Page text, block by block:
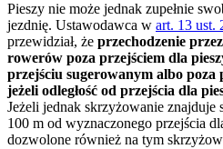
Pieszy nie może jednak zupełnie
jezdnię. Ustawodawca w art. 13 ust.
przewidział, że przechodzenie
rowerów poza przejściem dla
przejściu sugerowanym albo poza
jeżeli odległość od przejścia dla
Jeżeli jednak skrzyżowanie znajduje
100 m od wyznaczonego przejścia
dozwolone również na tym